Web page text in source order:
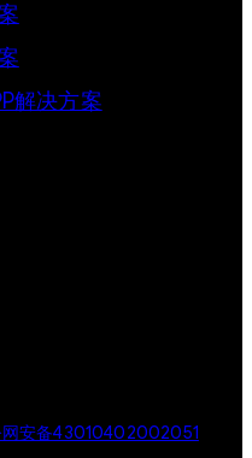
解决方案
安备43010402002051